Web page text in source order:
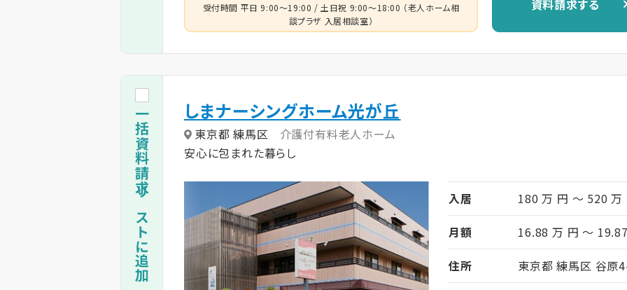
受付時間 平日 9:00～19:00 / 土日祝 9:00～18:00 （老人ホーム相
談プラザ 入居相談室）
資料請求する
しまナーシングホーム光が丘
東京都 練馬区
介護付有料老人ホーム
安心に包まれた暮らし
入居
180 万 円 ～ 520 万
月額
16.88 万 円 ～
住所
東京都 練馬区 谷原
一括資料請求リストに追加